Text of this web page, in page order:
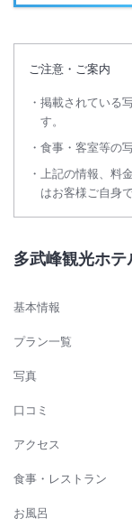
ご注意・ご案内
掲載されている
す。
食事・客室等の
上記の情報、料
はお客様ご自身
多武峰観光ホテ
基本情報
プラン一覧
写真
口コミ
アクセス
食事・レストラン
お風呂